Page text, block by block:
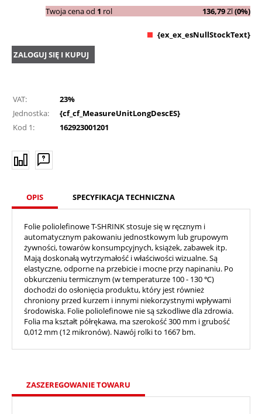
Twoja cena od 1 rol 136,79Zl(0%)
{ex_ex_esNullStockText}
ZALOGUJ SIĘ I KUPUJ
VAT:
23%
Jednostka:
{cf_cf_MeasureUnitLongDescES}
Kod 1:
162923001201
OPIS SPECYFIKACJA TECHNICZNA
Folie poliolefinowe T-SHRINK stosuje się w ręcznym i
automatycznym pakowaniu jednostkowym lub grupowym
żywności, towarów konsumpcyjnych, książek, zabawek itp.
Mają doskonałą wytrzymałość i właściwości wizualne. Są
elastyczne, odporne na przebicie i mocne przy napinaniu. Po
obkurczeniu termicznym (w temperaturze 100 - 130 ℃)
dochodzi do osłonięcia produktu, który jest również
chroniony przed kurzem i innymi niekorzystnymi wpływami
środowiska. Folie poliolefinowe nie są szkodliwe dla zdrowia.
Folia ma kształt półrękawa, ma szerokość 300 mm i grubość
0,012 mm (12 mikronów). Nawój rolki to 1667 bm.
ZASZEREGOWANIE TOWARU